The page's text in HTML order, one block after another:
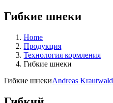
Гибкие шнеки
Home
Продукция
Технология кормления
Гибкие шнеки
Гибкие шнекиAndreas Krautwald